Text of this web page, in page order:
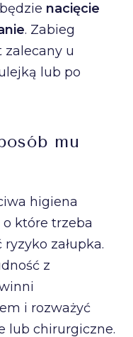
nacięcie
. Zabieg
u
lub po
mu
higiena
które trzeba
załupka.
z
i rozważyć
lub chirurgiczne.